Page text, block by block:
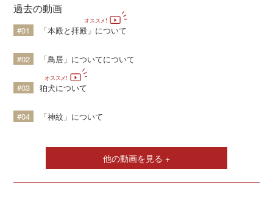
神社コラム
過去の動画
#01 「本殿と拝殿」について
#02 「鳥居」についてについて
#03 狛犬について
#04 「神紋」について
他の動画を見る +